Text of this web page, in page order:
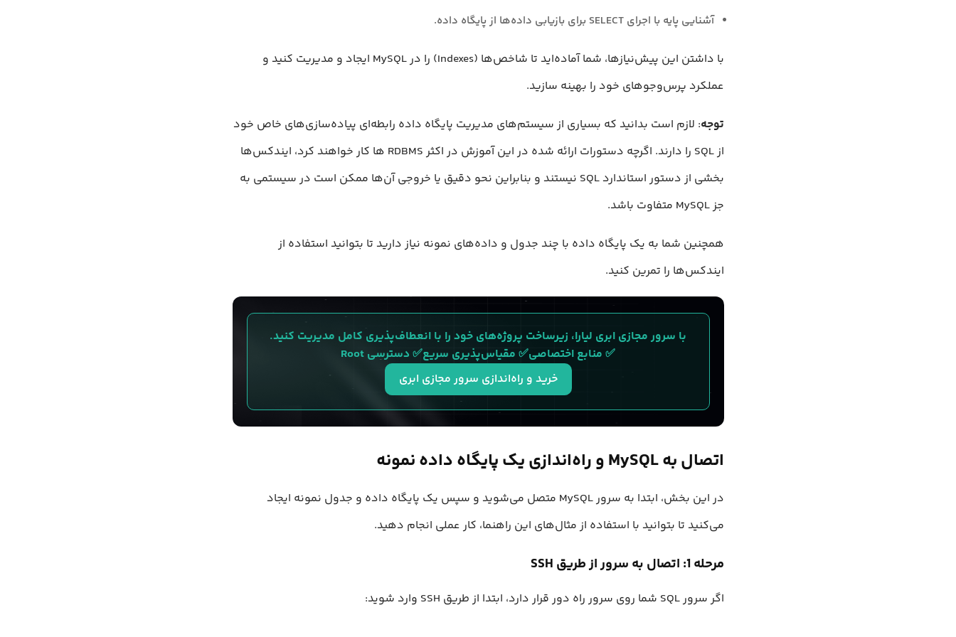
آشنایی پایه با اجرای SELECT برای بازیابی داده‌ها از پایگاه داده.
با داشتن این پیش‌نیازها، شما آماده‌اید تا شاخص‌ها (Indexes) را در MySQL ایجاد و مدیریت کنید و
عملکرد پرس‌وجوهای خود را بهینه سازید.
توجه: لازم است بدانید که بسیاری از سیستم‌های مدیریت پایگاه داده رابطه‌ای پیاده‌سازی‌های خاص خود
از SQL را دارند. اگرچه دستورات ارائه شده در این آموزش در اکثر RDBMS ها کار خواهند کرد، ایندکس‌ها
بخشی از دستور استاندارد SQL نیستند و بنابراین نحو دقیق یا خروجی آن‌ها ممکن است در سیستمی به
جز MySQL متفاوت باشد.
همچنین شما به یک پایگاه داده با چند جدول و داده‌های نمونه نیاز دارید تا بتوانید استفاده از
ایندکس‌ها را تمرین کنید.
با سرور مجازی ابری لیارا، زیرساخت پروژه‌های خود را با انعطاف‌پذیری کامل مدیریت کنید.
✅ منابع اختصاصی✅ مقیاس‌پذیری سریع✅ دسترسی Root
خرید و راه‌اندازی سرور مجازی ابری
اتصال به MySQL و راه‌اندازی یک پایگاه داده نمونه
در این بخش، ابتدا به سرور MySQL متصل می‌شوید و سپس یک پایگاه داده و جدول نمونه ایجاد
می‌کنید تا بتوانید با استفاده از مثال‌های این راهنما، کار عملی انجام دهید.
مرحله 1: اتصال به سرور از طریق SSH
اگر سرور SQL شما روی سرور راه دور قرار دارد، ابتدا از طریق SSH وارد شوید: